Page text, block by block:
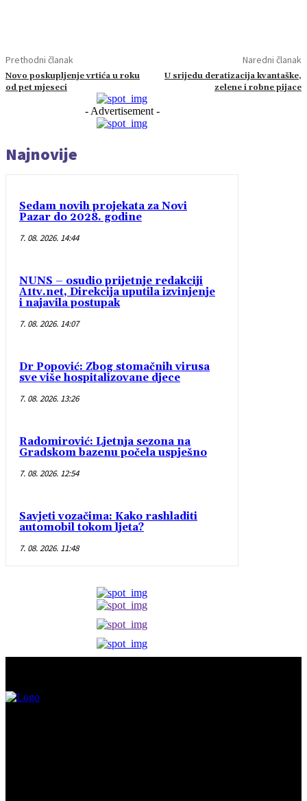
Prethodni članak
Novo poskupljenje vrtića u roku
od pet mjeseci
Naredni članak
U srijedu deratizacija kvantaške,
zelene i robne pijace
- Advertisement -
Najnovije
Sedam novih projekata za Novi
Pazar do 2028. godine
7. 08. 2026. 14:44
NUNS – osudio prijetnje redakciji
A1tv.net, Direkcija uputila izvinjenje
i najavila postupak
7. 08. 2026. 14:07
Dr Popović: Zbog stomačnih virusa
sve više hospitalizovane djece
7. 08. 2026. 13:26
Radomirović: Ljetnja sezona na
Gradskom bazenu počela uspješno
7. 08. 2026. 12:54
Savjeti vozačima: Kako rashladiti
automobil tokom ljeta?
7. 08. 2026. 11:48